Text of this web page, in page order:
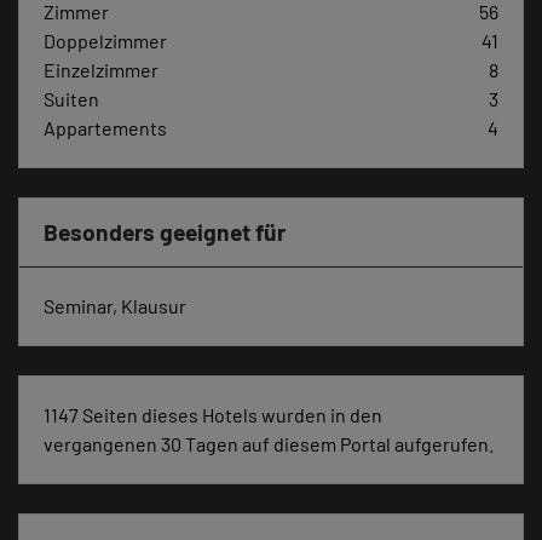
Zimmer
56
Doppelzimmer
41
Einzelzimmer
8
Suiten
3
Appartements
4
Besonders geeignet für
Seminar, Klausur
1147 Seiten dieses Hotels wurden in den
vergangenen 30 Tagen auf diesem Portal aufgerufen.